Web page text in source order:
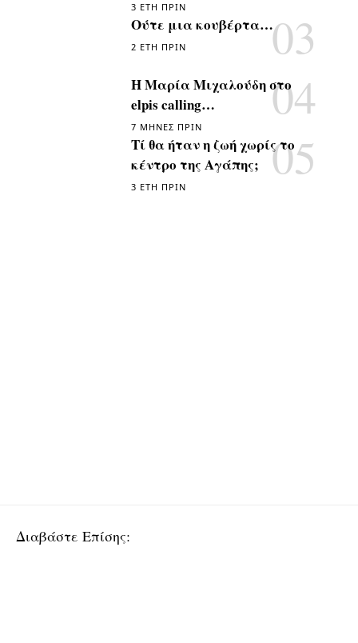
3 ΈΤΗ ΠΡΙΝ
Ούτε μια κουβέρτα…
2 ΈΤΗ ΠΡΙΝ
Η Μαρία Μιχαλούδη στο
elpis calling…
7 ΜΉΝΕΣ ΠΡΙΝ
Τί θα ήταν η ζωή χωρίς το
κέντρο της Αγάπης;
3 ΈΤΗ ΠΡΙΝ
Διαβάστε Επίσης: